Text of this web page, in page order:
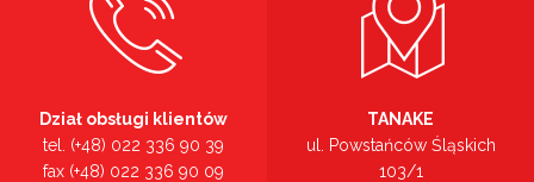
Dział obsługi klientów
tel. (+48) 022 336 90 39
fax (+48) 022 336 90 09
TANAKE
ul. Powstańców Śląskich
103/1